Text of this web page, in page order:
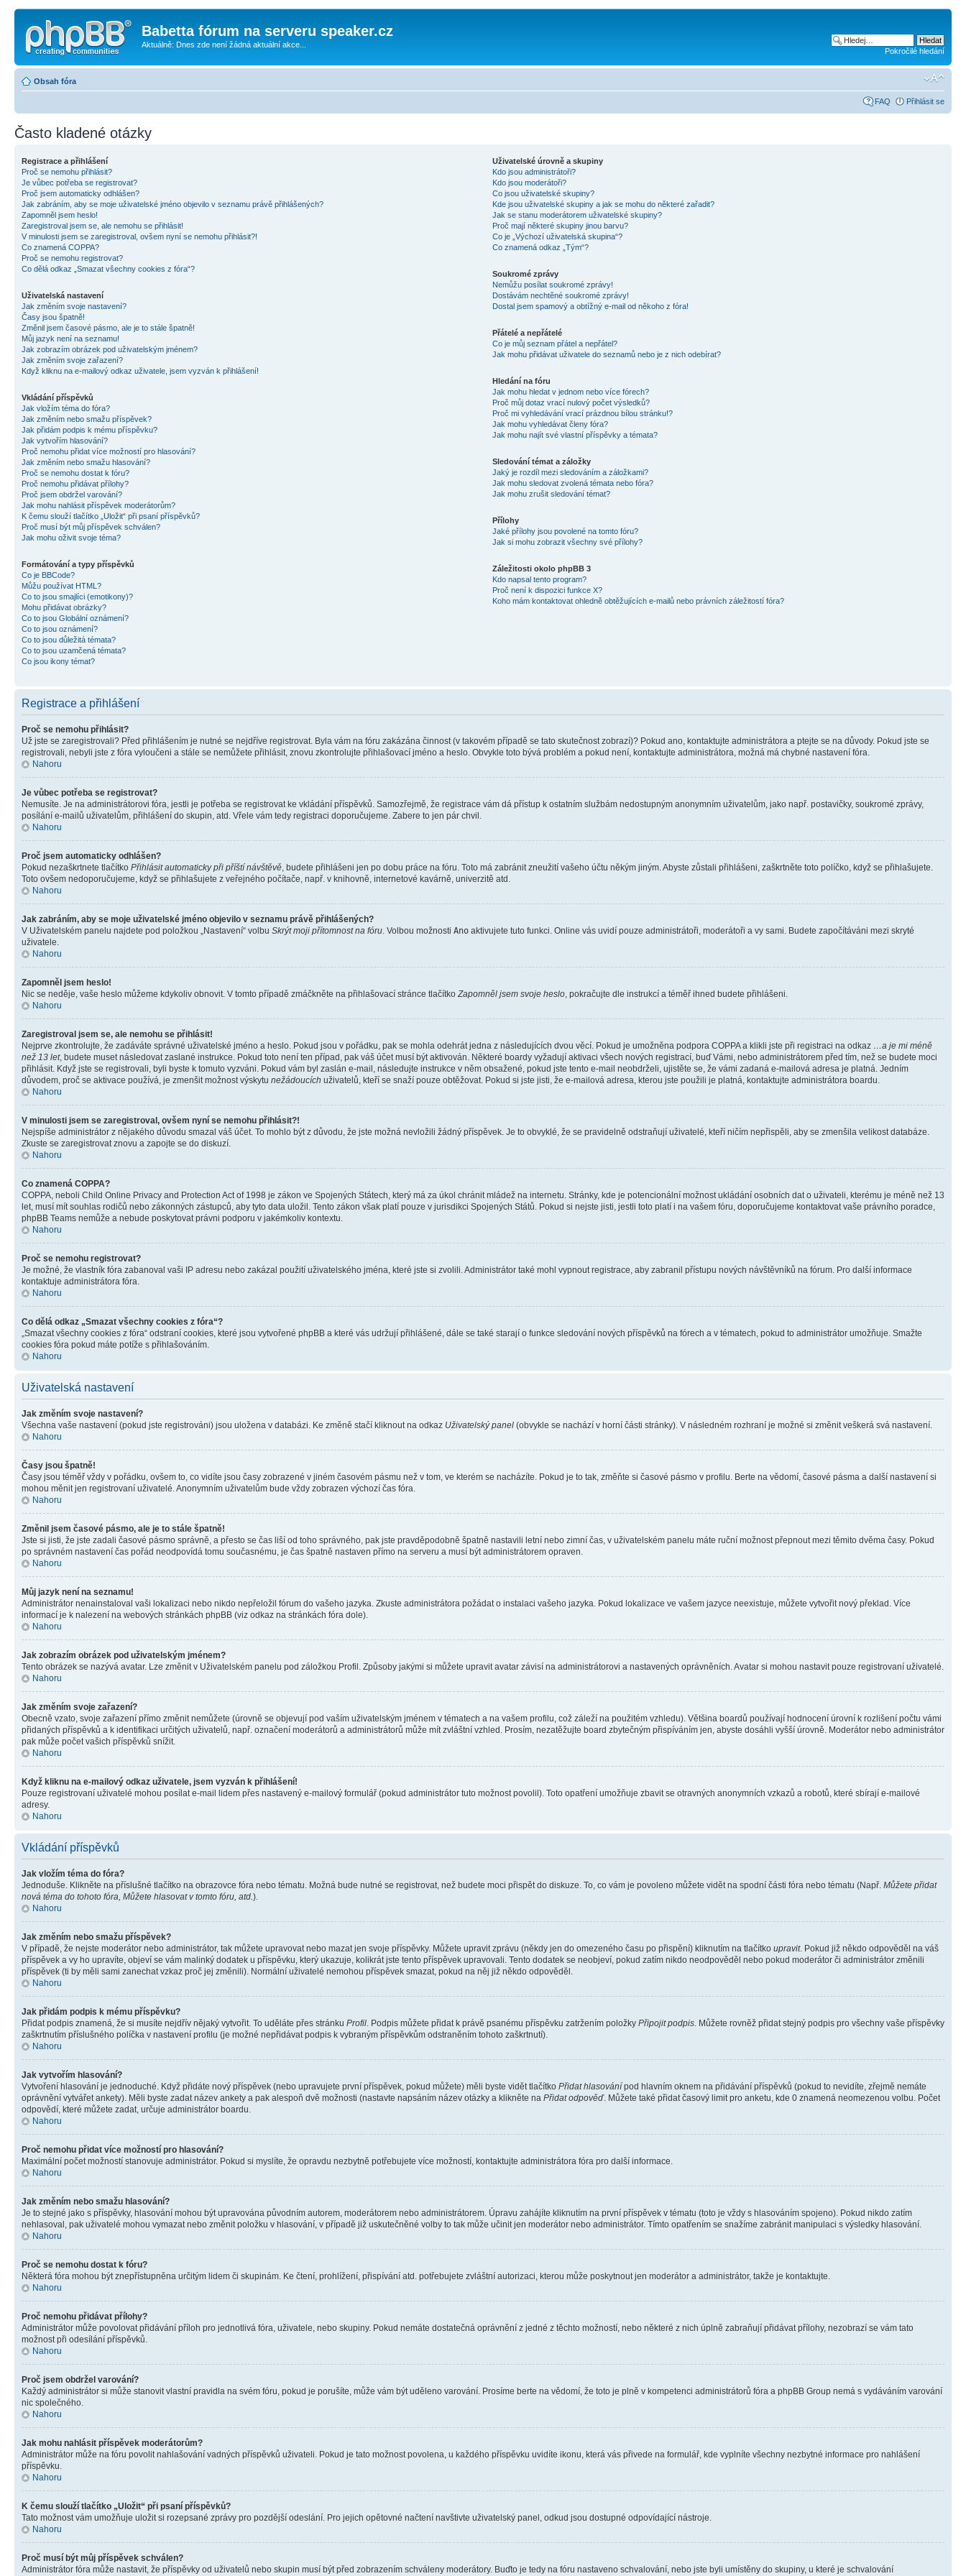
Babetta fórum na serveru speaker.cz
Aktuálně: Dnes zde není žádná aktuální akce...
Pokročilé hledání
Obsah fóra
FAQ Přihlásit se
Často kladené otázky
Registrace a přihlášení
Proč se nemohu přihlásit?
Je vůbec potřeba se registrovat?
Proč jsem automaticky odhlášen?
Jak zabráním, aby se moje uživatelské jméno objevilo v seznamu právě přihlášených?
Zapomněl jsem heslo!
Zaregistroval jsem se, ale nemohu se přihlásit!
V minulosti jsem se zaregistroval, ovšem nyní se nemohu přihlásit?!
Co znamená COPPA?
Proč se nemohu registrovat?
Co dělá odkaz „Smazat všechny cookies z fóra“?
Uživatelská nastavení
Jak změním svoje nastavení?
Časy jsou špatně!
Změnil jsem časové pásmo, ale je to stále špatně!
Můj jazyk není na seznamu!
Jak zobrazím obrázek pod uživatelským jménem?
Jak změním svoje zařazení?
Když kliknu na e-mailový odkaz uživatele, jsem vyzván k přihlášení!
Vkládání příspěvků
Jak vložím téma do fóra?
Jak změním nebo smažu příspěvek?
Jak přidám podpis k mému příspěvku?
Jak vytvořím hlasování?
Proč nemohu přidat více možností pro hlasování?
Jak změním nebo smažu hlasování?
Proč se nemohu dostat k fóru?
Proč nemohu přidávat přílohy?
Proč jsem obdržel varování?
Jak mohu nahlásit příspěvek moderátorům?
K čemu slouží tlačítko „Uložit“ při psaní příspěvků?
Proč musí být můj příspěvek schválen?
Jak mohu oživit svoje téma?
Formátování a typy příspěvků
Co je BBCode?
Můžu používat HTML?
Co to jsou smajlíci (emotikony)?
Mohu přidávat obrázky?
Co to jsou Globální oznámení?
Co to jsou oznámení?
Co to jsou důležitá témata?
Co to jsou uzamčená témata?
Co jsou ikony témat?
Uživatelské úrovně a skupiny
Kdo jsou administrátoři?
Kdo jsou moderátoři?
Co jsou uživatelské skupiny?
Kde jsou uživatelské skupiny a jak se mohu do některé zařadit?
Jak se stanu moderátorem uživatelské skupiny?
Proč mají některé skupiny jinou barvu?
Co je „Výchozí uživatelská skupina“?
Co znamená odkaz „Tým“?
Soukromé zprávy
Nemůžu posílat soukromé zprávy!
Dostávám nechtěné soukromé zprávy!
Dostal jsem spamový a obtížný e-mail od někoho z fóra!
Přátelé a nepřátelé
Co je můj seznam přátel a nepřátel?
Jak mohu přidávat uživatele do seznamů nebo je z nich odebírat?
Hledání na fóru
Jak mohu hledat v jednom nebo více fórech?
Proč můj dotaz vrací nulový počet výsledků?
Proč mi vyhledávání vrací prázdnou bílou stránku!?
Jak mohu vyhledávat členy fóra?
Jak mohu najít své vlastní příspěvky a témata?
Sledování témat a záložky
Jaký je rozdíl mezi sledováním a záložkami?
Jak mohu sledovat zvolená témata nebo fóra?
Jak mohu zrušit sledování témat?
Přílohy
Jaké přílohy jsou povolené na tomto fóru?
Jak si mohu zobrazit všechny své přílohy?
Záležitosti okolo phpBB 3
Kdo napsal tento program?
Proč není k dispozici funkce X?
Koho mám kontaktovat ohledně obtěžujících e-mailů nebo právních záležitostí fóra?
Registrace a přihlášení
Proč se nemohu přihlásit?
Už jste se zaregistrovali? Před přihlášením je nutné se nejdříve registrovat. Byla vám na fóru zakázána činnost (v takovém případě se tato skutečnost zobrazí)? Pokud ano, kontaktujte administrátora a ptejte se na důvody. Pokud jste se
registrovali, nebyli jste z fóra vyloučeni a stále se nemůžete přihlásit, znovu zkontrolujte přihlašovací jméno a heslo. Obvykle toto bývá problém a pokud není, kontaktujte administrátora, možná má chybné nastavení fóra.
Nahoru
Je vůbec potřeba se registrovat?
Nemusíte. Je na administrátorovi fóra, jestli je potřeba se registrovat ke vkládání příspěvků. Samozřejmě, že registrace vám dá přístup k ostatním službám nedostupným anonymním uživatelům, jako např. postavičky, soukromé zprávy,
posílání e-mailů uživatelům, přihlášení do skupin, atd. Vřele vám tedy registraci doporučujeme. Zabere to jen pár chvil.
Nahoru
Proč jsem automaticky odhlášen?
Pokud nezaškrtnete tlačítko Přihlásit automaticky při příští návštěvě , budete přihlášeni jen po dobu práce na fóru. Toto má zabránit zneužití vašeho účtu někým jiným. Abyste zůstali přihlášeni, zaškrtněte toto políčko, když se přihlašujete.
Toto ovšem nedoporučujeme, když se přihlašujete z veřejného počítače, např. v knihovně, internetové kavárně, univerzitě atd.
Nahoru
Jak zabráním, aby se moje uživatelské jméno objevilo v seznamu právě přihlášených?
V Uživatelském panelu najdete pod položkou „Nastavení“ volbu Skrýt moji přítomnost na fóru . Volbou možnosti Ano aktivujete tuto funkci. Online vás uvidí pouze administrátoři, moderátoři a vy sami. Budete započítáváni mezi skryté
uživatele.
Nahoru
Zapomněl jsem heslo!
Nic se neděje, vaše heslo můžeme kdykoliv obnovit. V tomto případě zmáčkněte na přihlašovací stránce tlačítko Zapomněl jsem svoje heslo , pokračujte dle instrukcí a téměř ihned budete přihlášeni.
Nahoru
Zaregistroval jsem se, ale nemohu se přihlásit!
Nejprve zkontrolujte, že zadáváte správné uživatelské jméno a heslo. Pokud jsou v pořádku, pak se mohla odehrát jedna z následujících dvou věcí. Pokud je umožněna podpora COPPA a klikli jste při registraci na odkaz …a je mi méně
než 13 let, budete muset následovat zaslané instrukce. Pokud toto není ten případ, pak váš účet musí být aktivován. Některé boardy vyžadují aktivaci všech nových registrací, buď Vámi, nebo administrátorem před tím, než se budete moci
přihlásit. Když jste se registrovali, byli byste k tomuto vyzváni. Pokud vám byl zaslán e-mail, následujte instrukce v něm obsažené, pokud jste tento e-mail neobdrželi, ujistěte se, že vámi zadaná e-mailová adresa je platná. Jedním
důvodem, proč se aktivace používá, je zmenšit možnost výskytu nežádoucích uživatelů, kteří se snaží pouze obtěžovat. Pokud si jste jisti, že e-mailová adresa, kterou jste použili je platná, kontaktujte administrátora boardu.
Nahoru
V minulosti jsem se zaregistroval, ovšem nyní se nemohu přihlásit?!
Nejspíše administrátor z nějakého důvodu smazal váš účet. To mohlo být z důvodu, že jste možná nevložili žádný příspěvek. Je to obvyklé, že se pravidelně odstraňují uživatelé, kteří ničím nepřispěli, aby se zmenšila velikost databáze.
Zkuste se zaregistrovat znovu a zapojte se do diskuzí.
Nahoru
Co znamená COPPA?
COPPA, neboli Child Online Privacy and Protection Act of 1998 je zákon ve Spojených Státech, který má za úkol chránit mládež na internetu. Stránky, kde je potencionální možnost ukládání osobních dat o uživateli, kterému je méně než 13
let, musí mít souhlas rodičů nebo zákonných zástupců, aby tyto data uložil. Tento zákon však platí pouze v jurisdikci Spojených Států. Pokud si nejste jisti, jestli toto platí i na vašem fóru, doporučujeme kontaktovat vaše právního poradce,
phpBB Teams nemůže a nebude poskytovat právni podporu v jakémkoliv kontextu.
Nahoru
Proč se nemohu registrovat?
Je možné, že vlastník fóra zabanoval vaši IP adresu nebo zakázal použití uživatelského jména, které jste si zvolili. Administrátor také mohl vypnout registrace, aby zabranil přístupu nových návštěvníků na fórum. Pro další informace
kontaktuje administrátora fóra.
Nahoru
Co dělá odkaz „Smazat všechny cookies z fóra“?
„Smazat všechny cookies z fóra“ odstraní cookies, které jsou vytvořené phpBB a které vás udržují přihlášené, dále se také starají o funkce sledování nových příspěvků na fórech a v tématech, pokud to administrátor umožňuje. Smažte
cookies fóra pokud máte potíže s přihlašováním.
Nahoru
Uživatelská nastavení
Jak změním svoje nastavení?
Všechna vaše nastavení (pokud jste registrováni) jsou uložena v databázi. Ke změně stačí kliknout na odkaz Uživatelský panel (obvykle se nachází v horní části stránky). V následném rozhraní je možné si změnit veškerá svá nastavení.
Nahoru
Časy jsou špatně!
Časy jsou téměř vždy v pořádku, ovšem to, co vidíte jsou časy zobrazené v jiném časovém pásmu než v tom, ve kterém se nacházíte. Pokud je to tak, změňte si časové pásmo v profilu. Berte na vědomí, časové pásma a další nastavení si
mohou měnit jen registrovaní uživatelé. Anonymním uživatelům bude vždy zobrazen výchozí čas fóra.
Nahoru
Změnil jsem časové pásmo, ale je to stále špatně!
Jste si jisti, že jste zadali časové pásmo správně, a přesto se čas liší od toho správného, pak jste pravděpodobně špatně nastavili letní nebo zimní čas, v uživatelském panelu máte ruční možnost přepnout mezi těmito dvěma časy. Pokud
po správném nastavení čas pořád neodpovídá tomu současnému, je čas špatně nastaven přímo na serveru a musí být administrátorem opraven.
Nahoru
Můj jazyk není na seznamu!
Administrátor nenainstaloval vaši lokalizaci nebo nikdo nepřeložil fórum do vašeho jazyka. Zkuste administrátora požádat o instalaci vašeho jazyka. Pokud lokalizace ve vašem jazyce neexistuje, můžete vytvořit nový překlad. Více
informací je k nalezení na webových stránkách phpBB (viz odkaz na stránkách fóra dole).
Nahoru
Jak zobrazím obrázek pod uživatelským jménem?
Tento obrázek se nazývá avatar. Lze změnit v Uživatelském panelu pod záložkou Profil. Způsoby jakými si můžete upravit avatar závisí na administrátorovi a nastavených oprávněních. Avatar si mohou nastavit pouze registrovaní uživatelé.
Nahoru
Jak změním svoje zařazení?
Obecně vzato, svoje zařazení přímo změnit nemůžete (úrovně se objevují pod vaším uživatelským jménem v tématech a na vašem profilu, což záleží na použitém vzhledu). Většina boardů používají hodnocení úrovní k rozlišení počtu vámi
přidaných příspěvků a k identifikaci určitých uživatelů, např. označení moderátorů a administrátorů může mít zvláštní vzhled. Prosím, nezatěžujte board zbytečným přispíváním jen, abyste dosáhli vyšší úrovně. Moderátor nebo administrátor
pak může počet vašich příspěvků snížit.
Nahoru
Když kliknu na e-mailový odkaz uživatele, jsem vyzván k přihlášení!
Pouze registrovaní uživatelé mohou posílat e-mail lidem přes nastavený e-mailový formulář (pokud administrátor tuto možnost povolil). Toto opatření umožňuje zbavit se otravných anonymních vzkazů a robotů, které sbírají e-mailové
adresy.
Nahoru
Vkládání příspěvků
Jak vložím téma do fóra?
Jednoduše. Klikněte na příslušné tlačítko na obrazovce fóra nebo tématu. Možná bude nutné se registrovat, než budete moci přispět do diskuze. To, co vám je povoleno můžete vidět na spodní části fóra nebo tématu (Např. Můžete přidat
nová téma do tohoto fóra, Můžete hlasovat v tomto fóru, atd. ).
Nahoru
Jak změním nebo smažu příspěvek?
V případě, že nejste moderátor nebo administrátor, tak můžete upravovat nebo mazat jen svoje příspěvky. Můžete upravit zprávu (někdy jen do omezeného času po přispění) kliknutím na tlačítko upravit. Pokud již někdo odpověděl na váš
příspěvek a vy ho upravíte, objeví se vám malinký dodatek u příspěvku, který ukazuje, kolikrát jste tento příspěvek upravovali. Tento dodatek se neobjeví, pokud zatím nikdo neodpověděl nebo pokud moderátor či administrátor změnili
příspěvek (ti by měli sami zanechat vzkaz proč jej změnili). Normální uživatelé nemohou příspěvek smazat, pokud na něj již někdo odpověděl.
Nahoru
Jak přidám podpis k mému příspěvku?
Přidat podpis znamená, že si musíte nejdřív nějaký vytvořit. To uděláte přes stránku Profil . Podpis můžete přidat k právě psanému příspěvku zatržením položky Připojit podpis . Můžete rovněž přidat stejný podpis pro všechny vaše příspěvky
zaškrtnutím příslušného políčka v nastavení profilu (je možné nepřidávat podpis k vybraným příspěvkům odstraněním tohoto zaškrtnutí).
Nahoru
Jak vytvořím hlasování?
Vytvoření hlasování je jednoduché. Když přidáte nový příspěvek (nebo upravujete první příspěvek, pokud můžete) měli byste vidět tlačítko Přidat hlasovánípod hlavním oknem na přidávání příspěvků (pokud to nevidíte, zřejmě nemáte
oprávnění vytvářet ankety). Měli byste zadat název ankety a pak alespoň dvě možnosti (nastavte napsáním název otázky a klikněte na Přidat odpověď. Můžete také přidat časový limit pro anketu, kde 0 znamená neomezenou volbu. Počet
odpovědí, které můžete zadat, určuje administrátor boardu.
Nahoru
Proč nemohu přidat více možností pro hlasování?
Maximální počet možností stanovuje administrátor. Pokud si myslíte, že opravdu nezbytně potřebujete více možností, kontaktujte administrátora fóra pro další informace.
Nahoru
Jak změním nebo smažu hlasování?
Je to stejné jako s příspěvky, hlasování mohou být upravována původním autorem, moderátorem nebo administrátorem. Úpravu zahájíte kliknutím na první příspěvek v tématu (toto je vždy s hlasováním spojeno). Pokud nikdo zatím
nehlasoval, pak uživatelé mohou vymazat nebo změnit položku v hlasování, v případě již uskutečněné volby to tak může učinit jen moderátor nebo administrátor. Tímto opatřením se snažíme zabránit manipulaci s výsledky hlasování.
Nahoru
Proč se nemohu dostat k fóru?
Některá fóra mohou být znepřístupněna určitým lidem či skupinám. Ke čtení, prohlížení, přispívání atd. potřebujete zvláštní autorizaci, kterou může poskytnout jen moderátor a administrátor, takže je kontaktujte.
Nahoru
Proč nemohu přidávat přílohy?
Administrátor může povolovat přidávání příloh pro jednotlivá fóra, uživatele, nebo skupiny. Pokud nemáte dostatečná oprávnění z jedné z těchto možností, nebo některé z nich úplně zabraňují přidávat přílohy, nezobrazí se vám tato
možnost při odesílání příspěvků.
Nahoru
Proč jsem obdržel varování?
Každý administrátor si může stanovit vlastní pravidla na svém fóru, pokud je porušíte, může vám být uděleno varování. Prosíme berte na vědomí, že toto je plně v kompetenci administrátorů fóra a phpBB Group nemá s vydáváním varování
nic společného.
Nahoru
Jak mohu nahlásit příspěvek moderátorům?
Administrátor může na fóru povolit nahlašování vadných příspěvků uživateli. Pokud je tato možnost povolena, u každého příspěvku uvidíte ikonu, která vás přivede na formulář, kde vyplníte všechny nezbytné informace pro nahlášení
příspěvku.
Nahoru
K čemu slouží tlačítko „Uložit“ při psaní příspěvků?
Tato možnost vám umožňuje uložit si rozepsané zprávy pro pozdější odeslání. Pro jejich opětovné načtení navštivte uživatelský panel, odkud jsou dostupné odpovídající nástroje.
Nahoru
Proč musí být můj příspěvek schválen?
Administrátor fóra může nastavit, že příspěvky od uživatelů nebo skupin musí být před zobrazením schváleny moderátory. Buďto je tedy na fóru nastaveno schvalování, nebo jste byli umístěny do skupiny, u které je schvalování